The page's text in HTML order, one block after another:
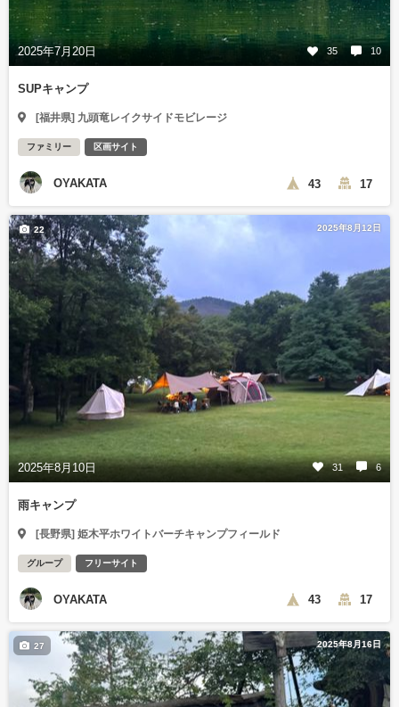
2025年7月20日 35 10
SUPキャンプ
[福井県] 九頭竜レイクサイドモビレージ
ファミリー 区画サイト
OYAKATA 43 17
2025年8月12日
2025年8月10日 31 6
22
雨キャンプ
[長野県] 姫木平ホワイトバーチキャンプフィールド
グループ フリーサイト
OYAKATA 43 17
2025年8月16日
27